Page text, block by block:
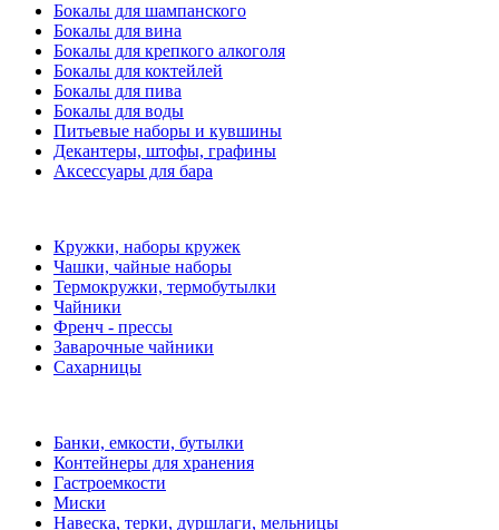
Бокалы для шампанского
Бокалы для вина
Бокалы для крепкого алкоголя
Бокалы для коктейлей
Бокалы для пива
Бокалы для воды
Питьевые наборы и кувшины
Декантеры, штофы, графины
Аксессуары для бара
Кружки, наборы кружек
Чашки, чайные наборы
Термокружки, термобутылки
Чайники
Френч - прессы
Заварочные чайники
Сахарницы
Банки, емкости, бутылки
Контейнеры для хранения
Гастроемкости
Миски
Навеска, терки, дуршлаги, мельницы